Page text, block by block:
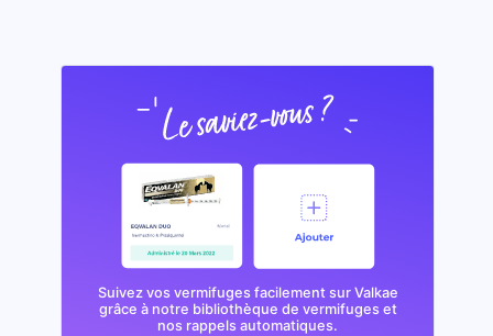
Suivez vos vermifuges facilement sur Valkae
grâce à notre bibliothèque de vermifuges et
nos rappels automatiques.